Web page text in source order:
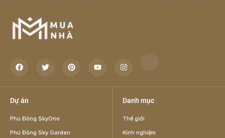
Dự án
Phú Đông SkyOne
Phú Đông Sky Garden
Danh mục
Thế giới
Kinh nghiệm